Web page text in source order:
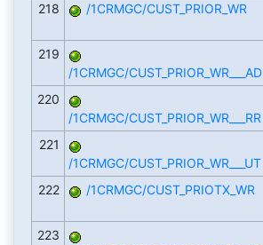
218
/1CRMGC/CUST_PRIOR_WR
219
/1CRMGC/CUST_PRIOR_WR___AD
220
/1CRMGC/CUST_PRIOR_WR___RR
221
/1CRMGC/CUST_PRIOR_WR___UT
222
/1CRMGC/CUST_PRIOTX_WR
223